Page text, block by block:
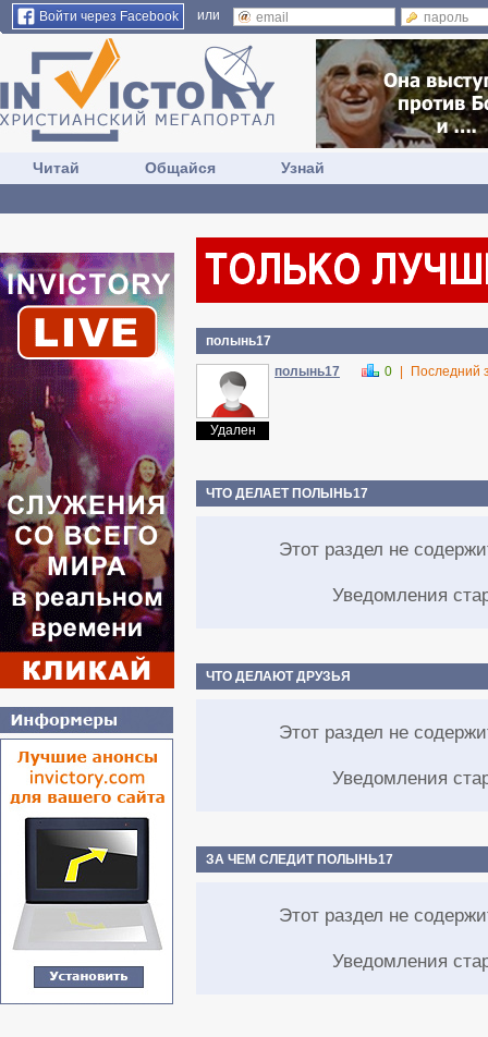
Войти через Facebook или
Читай Общайся Узнай
полынь17
Удален
полынь17 0 Последний
ЧТО ДЕЛАЕТ ПОЛЫНЬ17
Этот раздел не
Уведомления
ЧТО ДЕЛАЮТ ДРУЗЬЯ
Этот раздел не
Уведомления
ЗА ЧЕМ СЛЕДИТ ПОЛЫНЬ17
Этот раздел не
Уведомления